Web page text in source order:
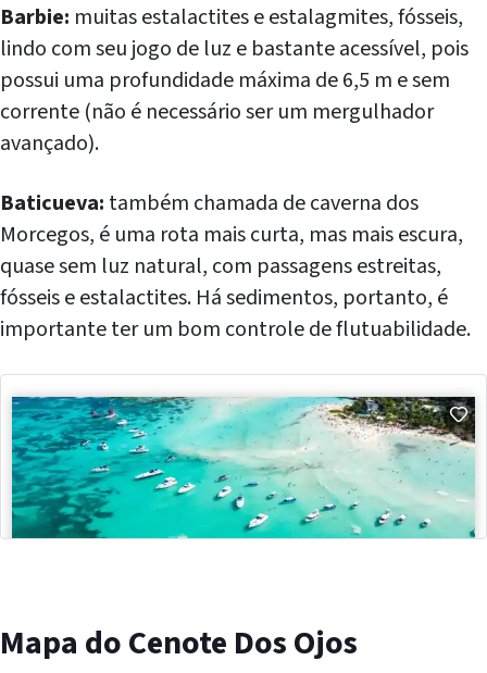
Barbie: muitas estalactites e estalagmites, fósseis,
lindo com seu jogo de luz e bastante acessível, pois
possui uma profundidade máxima de 6,5 m e sem
corrente (não é necessário ser um mergulhador
avançado).
Baticueva: também chamada de caverna dos
Morcegos, é uma rota mais curta, mas mais escura,
quase sem luz natural, com passagens estreitas,
fósseis e estalactites. Há sedimentos, portanto, é
importante ter um bom controle de flutuabilidade.
Mapa do Cenote Dos Ojos